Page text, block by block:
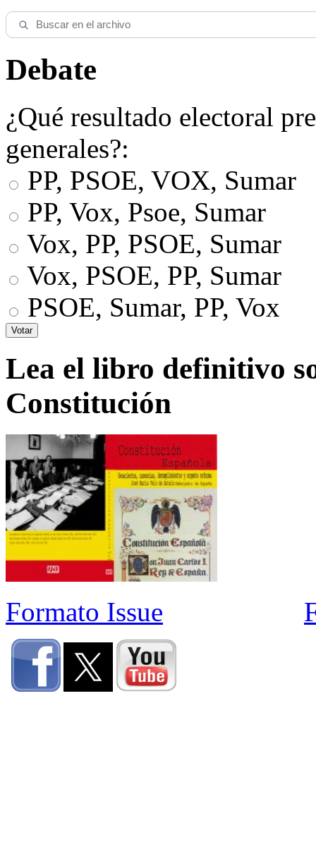
Debate
¿Qué resultado electoral
generales?:
PP, PSOE, VOX, Sumar
PP, Vox, Psoe, Sumar
Vox, PP, PSOE, Sumar
Vox, PSOE, PP, Sumar
PSOE, Sumar, PP, Vox
Lea el libro definitivo
Constitución
Formato Issue